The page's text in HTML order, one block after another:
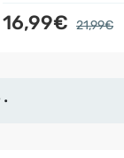
16,99€ 21,99€